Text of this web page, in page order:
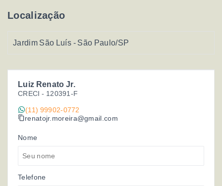
Luiz Renato Jr.
CRECI - 120391-F
(11) 99902-0772
renatojr.moreira@gmail.com
Nome
Telefone
Localização
Jardim São Luís - São Paulo/SP